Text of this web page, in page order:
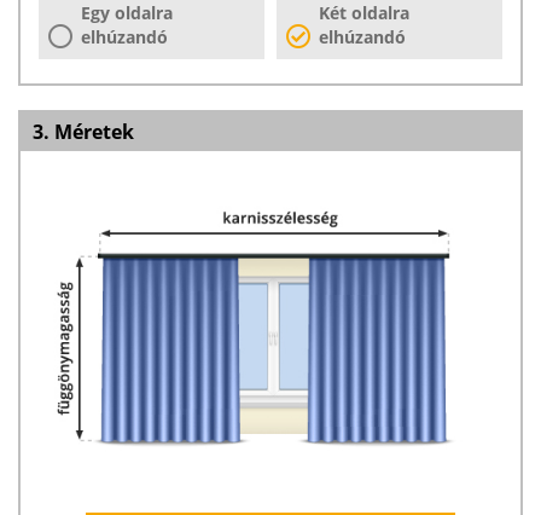
Egy oldalra
elhúzandó
Két oldalra
elhúzandó
3. Méretek